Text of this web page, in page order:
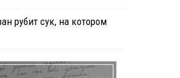
рубит сук, на котором